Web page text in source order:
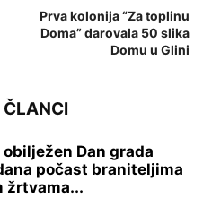
Prva kolonija “Za toplinu
Doma” darovala 50 slika
Domu u Glini
obilježen Dan grada
počast braniteljima
žrtvama...